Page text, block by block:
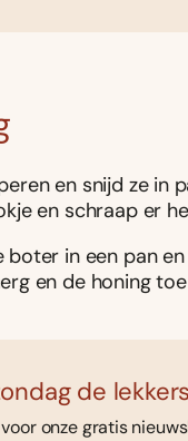
en snijd ze in
en schraap er
boter in een pan
en de honing
de
onze gratis